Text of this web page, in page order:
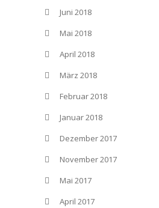
Juni 2018
Mai 2018
April 2018
März 2018
Februar 2018
Januar 2018
Dezember 2017
November 2017
Mai 2017
April 2017